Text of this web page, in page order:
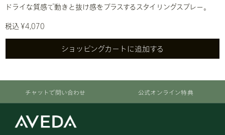
ドライな質感で動きと抜け感をプラスするスタイリングスプレー。
税込 ¥4,070
ショッピングカートに追加する
チャットで問い合わせ 公式オンライン特典